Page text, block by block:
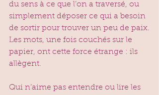
du sens à ce que l’on a traversé, ou
simplement déposer ce qui a besoin
de sortir pour trouver un peu de paix.
Les mots, une fois couchés sur le
papier, ont cette force étrange : ils
allègent.
Qui n’aime pas entendre ou lire les